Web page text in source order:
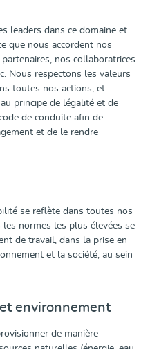
leaders dans ce domaine et
que nous accordent nos
nos collaboratrices
Nous respectons les valeurs
toutes nos actions, et
principe de légalité et de
de conduite afin de
et de le rendre
se reflète dans toutes nos
normes les plus élevées se
de travail, dans la prise en
et la société, au sein
environnement
de manière